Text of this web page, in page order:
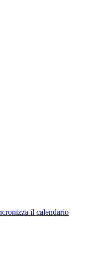
il calendario